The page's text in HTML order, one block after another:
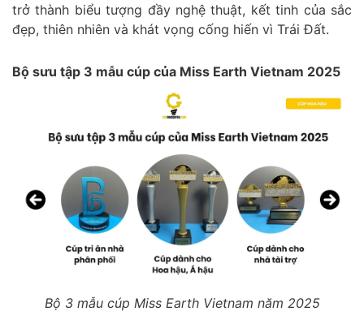
trở thành biểu tượng đầy nghệ thuật, kết tinh của sắc
đẹp, thiên nhiên và khát vọng cống hiến vì Trái Đất.
Bộ sưu tập 3 mẫu cúp của Miss Earth Vietnam 2025
Bộ 3 mẫu cúp Miss Earth Vietnam năm 2025